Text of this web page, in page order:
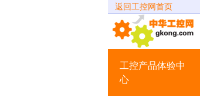
返回工控网首页
工控产品体验中
心